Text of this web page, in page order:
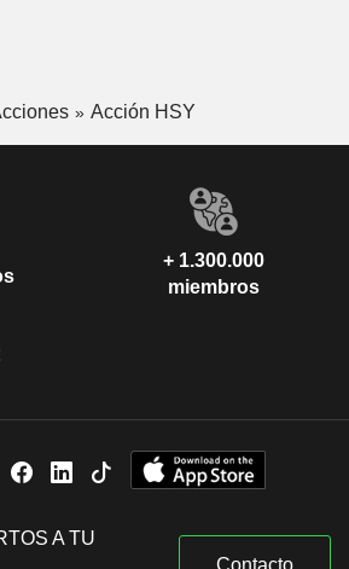
Acción HSY
+ 1.300.000
miembros
A TU